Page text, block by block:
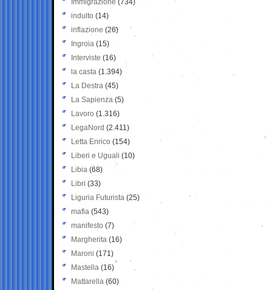
Immigrazione (734)
indulto (14)
inflazione (26)
Ingroia (15)
Interviste (16)
la casta (1.394)
La Destra (45)
La Sapienza (5)
Lavoro (1.316)
LegaNord (2.411)
Letta Enrico (154)
Liberi e Uguali (10)
Libia (68)
Libri (33)
Liguria Futurista (25)
mafia (543)
manifesto (7)
Margherita (16)
Maroni (171)
Mastella (16)
Mattarella (60)